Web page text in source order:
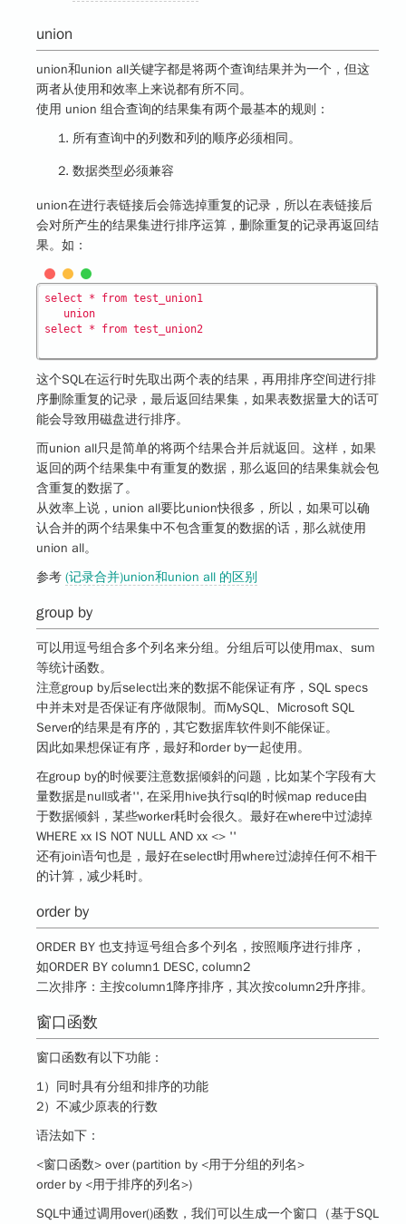
union
union和union all关键字都是将两个查询结果并为一个，但这
两者从使用和效率上来说都有所不同。
使用 union 组合查询的结果集有两个最基本的规则：
所有查询中的列数和列的顺序必须相同。
数据类型必须兼容
union在进行表链接后会筛选掉重复的记录，所以在表链接后
会对所产生的结果集进行排序运算，删除重复的记录再返回结
果。如：
select * from test_union1
   union
select * from test_union2
这个SQL在运行时先取出两个表的结果，再用排序空间进行排
序删除重复的记录，最后返回结果集，如果表数据量大的话可
能会导致用磁盘进行排序。
而union all只是简单的将两个结果合并后就返回。这样，如果
返回的两个结果集中有重复的数据，那么返回的结果集就会包
含重复的数据了。
从效率上说，union all要比union快很多，所以，如果可以确
认合并的两个结果集中不包含重复的数据的话，那么就使用
union all。
参考 (记录合并)union和union all 的区别
group by
可以用逗号组合多个列名来分组。分组后可以使用max、sum
等统计函数。
注意group by后select出来的数据不能保证有序，SQL specs
中并未对是否保证有序做限制。而MySQL、Microsoft SQL
Server的结果是有序的，其它数据库软件则不能保证。
因此如果想保证有序，最好和order by一起使用。
在group by的时候要注意数据倾斜的问题，比如某个字段有大
量数据是null或者'', 在采用hive执行sql的时候map reduce由
于数据倾斜，某些worker耗时会很久。最好在where中过滤掉
WHERE xx IS NOT NULL AND xx <> ''
还有join语句也是，最好在select时用where过滤掉任何不相干
的计算，减少耗时。
order by
ORDER BY 也支持逗号组合多个列名，按照顺序进行排序，
如ORDER BY column1 DESC, column2
二次排序：主按column1降序排序，其次按column2升序排。
窗口函数
窗口函数有以下功能：
1）同时具有分组和排序的功能
2）不减少原表的行数
语法如下：
<窗口函数> over (partition by <用于分组的列名>
order by <用于排序的列名>)
SQL中通过调用over()函数，我们可以生成一个窗口（基于SQL